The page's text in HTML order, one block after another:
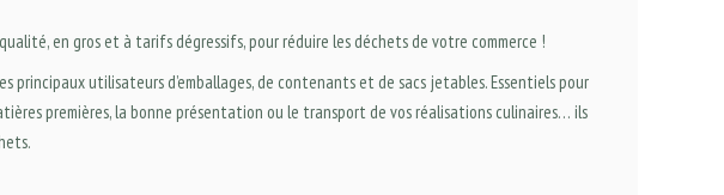
en gros et à tarifs dégressifs, pour réduire les déchets de votre commerce !
principaux utilisateurs d’emballages, de contenants et de sacs jetables. Essentiels pour
premières, la bonne présentation ou le transport de vos réalisations culinaires… ils